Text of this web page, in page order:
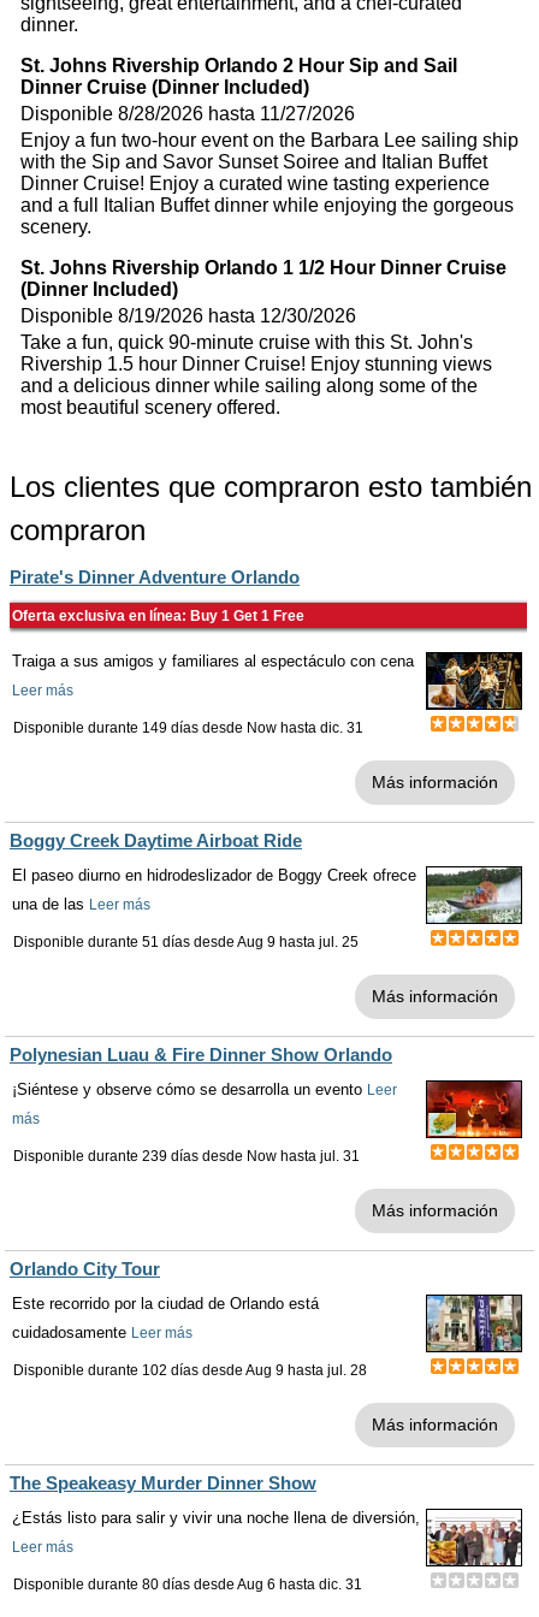
dinner.
St. Johns Rivership Orlando 2 Hour Sip and Sail
Dinner Cruise (Dinner Included)
Disponible 8/28/2026 hasta 11/27/2026
Enjoy a fun two-hour event on the Barbara Lee sailing ship
with the Sip and Savor Sunset Soiree and Italian Buffet
Dinner Cruise! Enjoy a curated wine tasting experience
and a full Italian Buffet dinner while enjoying the gorgeous
scenery.
St. Johns Rivership Orlando 1 1/2 Hour Dinner Cruise
(Dinner Included)
Disponible 8/19/2026 hasta 12/30/2026
Take a fun, quick 90-minute cruise with this St. John's
Rivership 1.5 hour Dinner Cruise! Enjoy stunning views
and a delicious dinner while sailing along some of the
most beautiful scenery offered.
Los clientes que compraron esto también
compraron
Pirate's Dinner Adventure Orlando
Oferta exclusiva en línea: Buy 1 Get 1 Free
Traiga a sus amigos y familiares al espectáculo con cena
Leer más
Disponible durante 149 días desde Now hasta dic. 31
Más información
Boggy Creek Daytime Airboat Ride
El paseo diurno en hidrodeslizador de Boggy Creek ofrece
una de las Leer más
Disponible durante 51 días desde Aug 9 hasta jul. 25
Más información
Polynesian Luau & Fire Dinner Show Orlando
¡Siéntese y observe cómo se desarrolla un evento Leer
más
Disponible durante 239 días desde Now hasta jul. 31
Más información
Orlando City Tour
Este recorrido por la ciudad de Orlando está
cuidadosamente Leer más
Disponible durante 102 días desde Aug 9 hasta jul. 28
Más información
The Speakeasy Murder Dinner Show
¿Estás listo para salir y vivir una noche llena de diversión,
Leer más
Disponible durante 80 días desde Aug 6 hasta dic. 31